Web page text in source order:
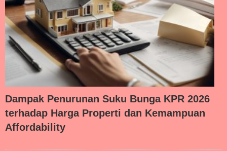
Dampak Penurunan Suku Bunga KPR 2026
terhadap Harga Properti dan Kemampuan
Affordability